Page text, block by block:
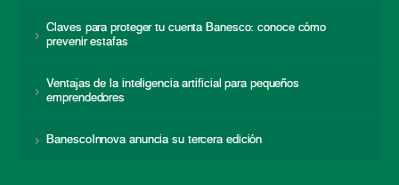
Claves para proteger tu cuenta Banesco: conoce cómo
prevenir estafas
Ventajas de la inteligencia artificial para pequeños
emprendedores
BanescoInnova anuncia su tercera edición